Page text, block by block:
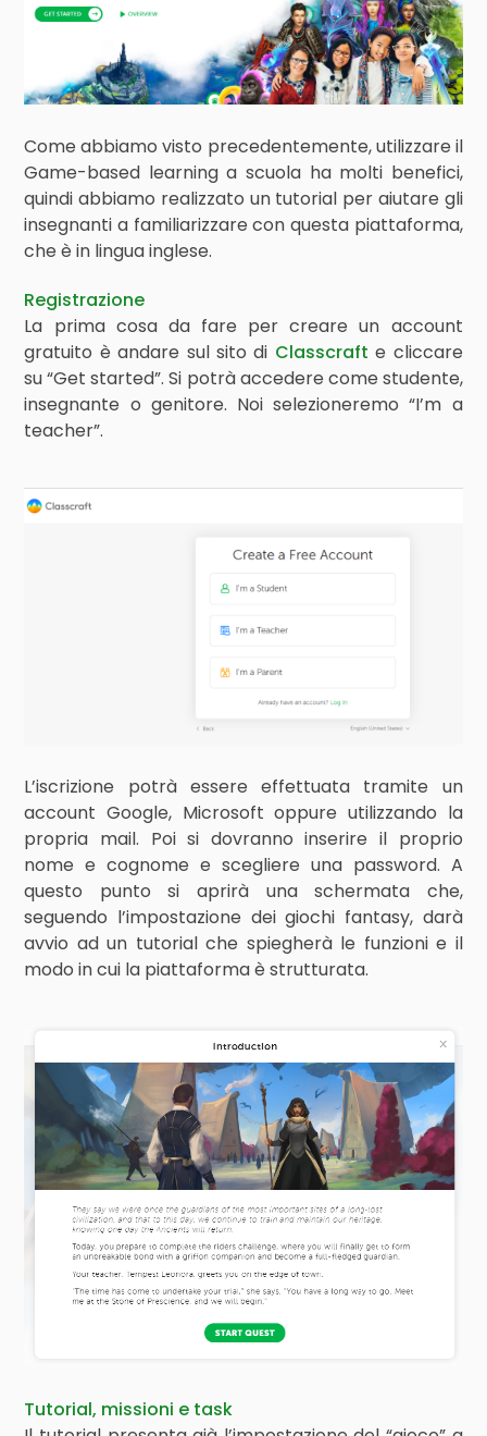
Come abbiamo visto precedentemente, utilizzare il
Game-based learning a scuola ha molti benefici,
quindi abbiamo realizzato un tutorial per aiutare gli
insegnanti a familiarizzare con questa piattaforma,
che è in lingua inglese.
Registrazione
La prima cosa da fare per creare un account
gratuito è andare sul sito di Classcraft e cliccare
su “Get started”. Si potrà accedere come studente,
insegnante o genitore. Noi selezioneremo “I’m a
teacher”.
L’iscrizione potrà essere effettuata tramite un
account Google, Microsoft oppure utilizzando la
propria mail. Poi si dovranno inserire il proprio
nome e cognome e scegliere una password. A
questo punto si aprirà una schermata che,
seguendo l’impostazione dei giochi fantasy, darà
avvio ad un tutorial che spiegherà le funzioni e il
modo in cui la piattaforma è strutturata.
Tutorial, missioni e task